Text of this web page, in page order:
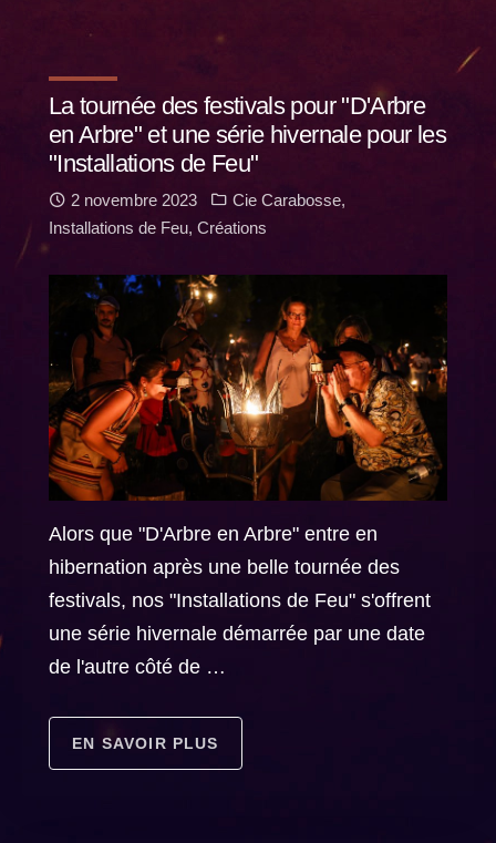
La tournée des festivals pour "D'Arbre
en Arbre" et une série hivernale pour les
"Installations de Feu"
2 novembre 2023 Cie Carabosse,
Installations de Feu, Créations
Alors que "D'Arbre en Arbre" entre en
hibernation après une belle tournée des
festivals, nos "Installations de Feu" s'offrent
une série hivernale démarrée par une date
de l'autre côté de …
EN SAVOIR PLUS